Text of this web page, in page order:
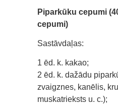
Piparkūku cepumi
cepumi)
Sastāvdaļas:
1 ēd. k. kakao;
2 ēd. k. dažādu
zvaigznes, kanēlis,
muskatrieksts u. c.);